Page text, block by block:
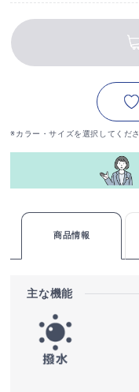
※カラー・サイズを選択してくだ
商品情報
主な機能